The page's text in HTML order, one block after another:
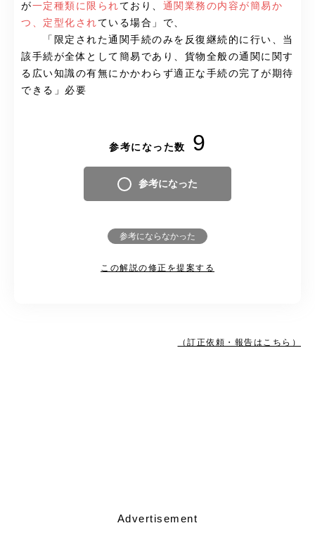
が一定種類に限られており、 通関業務の内容が簡易か
つ、定型化されている場合」で、
「限定された通関手続のみを反復継続的に行い、当
該手続が全体として簡易であり、貨物全般の通関に関す
る広い知識の有無にかかわらず適正な手続の完了が期待
できる」必要
参考になった数 9
参考になった
参考にならなかった
この解説の修正を提案する
（訂正依頼・報告はこちら）
Advertisement